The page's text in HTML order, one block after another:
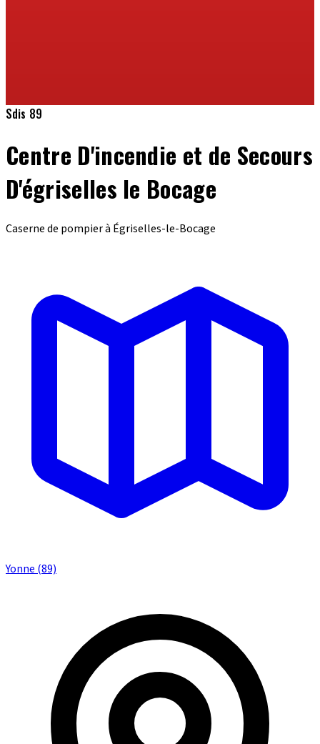
Sdis 89
Centre D'incendie et de Secours
D'égriselles le Bocage
Caserne de pompier à Égriselles-le-Bocage
Yonne (89)